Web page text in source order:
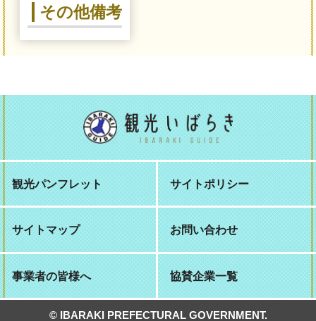
その他備考
観光パンフレット サイトポリシー
サイトマップ お問い合わせ
事業者の皆様へ 協賛企業一覧
© IBARAKI PREFECTURAL GOVERNMENT.